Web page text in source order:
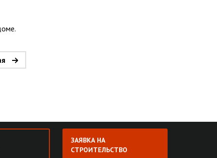
ЗАЯВКА НА
СТРОИТЕЛЬСТВО